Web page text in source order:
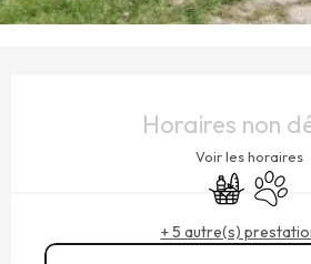
Horaires non
Voir les horaires
Commerce
+ 5 autre(s)